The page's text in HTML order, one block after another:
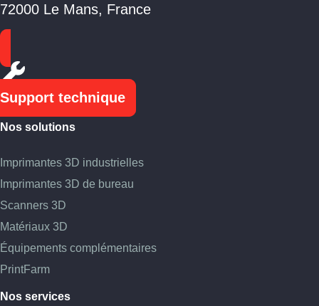
72000 Le Mans, France
Support technique
Nos solutions
Imprimantes 3D industrielles
Imprimantes 3D de bureau
Scanners 3D
Matériaux 3D
Équipements complémentaires
PrintFarm
Nos services